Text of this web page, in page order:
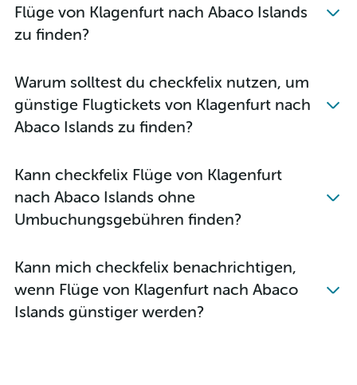
Flüge von Klagenfurt nach Abaco Islands
zu finden?
Warum solltest du checkfelix nutzen, um
günstige Flugtickets von Klagenfurt nach
Abaco Islands zu finden?
Kann checkfelix Flüge von Klagenfurt
nach Abaco Islands ohne
Umbuchungsgebühren finden?
Kann mich checkfelix benachrichtigen,
wenn Flüge von Klagenfurt nach Abaco
Islands günstiger werden?